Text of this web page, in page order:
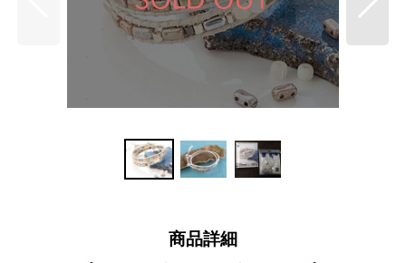
商品詳細